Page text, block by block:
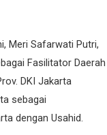
Meri Safarwati Putri,
Fasilitator Daerah
DKI Jakarta
sebagai
dengan Usahid.